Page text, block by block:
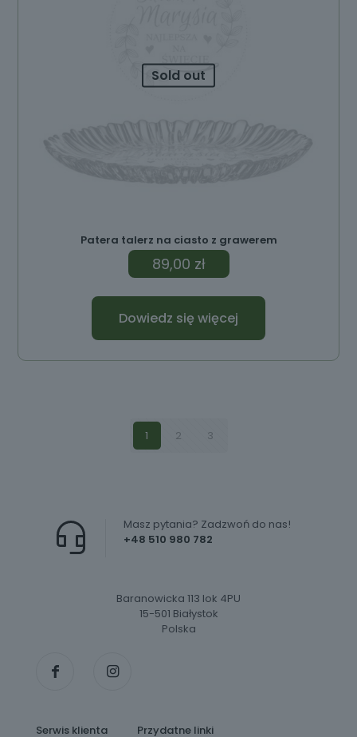
Sold out
Patera talerz na ciasto z grawerem
89,00 zł
Dowiedz się więcej
1 2 3
+48 510 980 782
Masz pytania? Zadzwoń do nas!
Baranowicka 113 lok 4PU
15-501 Białystok
Polska
Serwis klienta Przydatne linki